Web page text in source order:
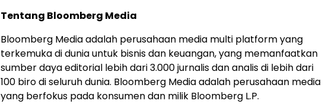
Tentang Bloomberg Media
Bloomberg Media adalah perusahaan media multi platform yang
terkemuka di dunia untuk bisnis dan keuangan, yang memanfaatkan
sumber daya editorial lebih dari 3.000 jurnalis dan analis di lebih dari
100 biro di seluruh dunia. Bloomberg Media adalah perusahaan media
yang berfokus pada konsumen dan milik Bloomberg L.P.